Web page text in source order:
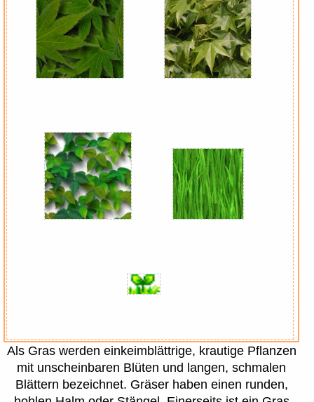
Als Gras werden einkeimblättrige, krautige Pflanzen
mit unscheinbaren Blüten und langen, schmalen
Blättern bezeichnet. Gräser haben einen runden,